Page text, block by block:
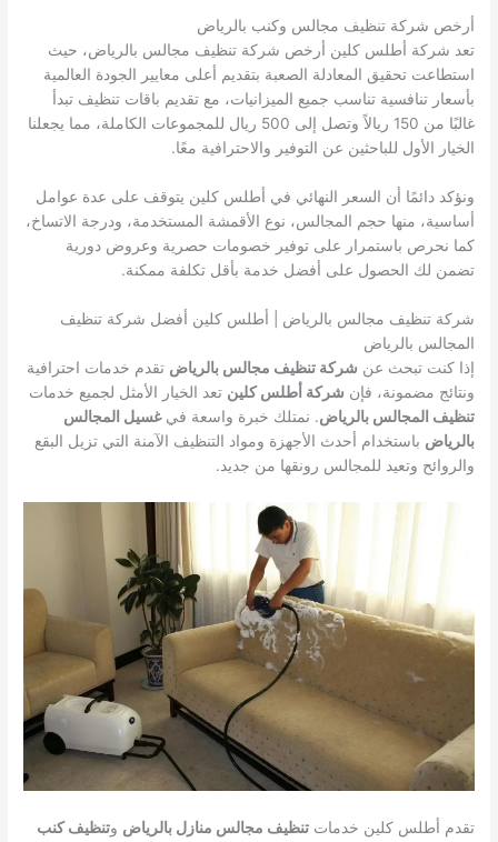
أرخص شركة تنظيف مجالس وكنب بالرياض
تعد شركة أطلس كلين أرخص شركة تنظيف مجالس بالرياض، حيث
استطاعت تحقيق المعادلة الصعبة بتقديم أعلى معايير الجودة العالمية
بأسعار تنافسية تناسب جميع الميزانيات، مع تقديم باقات تنظيف تبدأ
غالبًا من 150 ريالاً وتصل إلى 500 ريال للمجموعات الكاملة، مما يجعلنا
الخيار الأول للباحثين عن التوفير والاحترافية معًا.
ونؤكد دائمًا أن السعر النهائي في أطلس كلين يتوقف على عدة عوامل
أساسية، منها حجم المجالس، نوع الأقمشة المستخدمة، ودرجة الاتساخ،
كما نحرص باستمرار على توفير خصومات حصرية وعروض دورية
تضمن لك الحصول على أفضل خدمة بأقل تكلفة ممكنة.
شركة تنظيف مجالس بالرياض | أطلس كلين أفضل شركة تنظيف
المجالس بالرياض
إذا كنت تبحث عن شركة تنظيف مجالس بالرياض تقدم خدمات احترافية
ونتائج مضمونة، فإن شركة أطلس كلين تعد الخيار الأمثل لجميع خدمات
تنظيف المجالس بالرياض. نمتلك خبرة واسعة فيغسيل المجالس
بالرياض باستخدام أحدث الأجهزة ومواد التنظيف الآمنة التي تزيل البقع
والروائح وتعيد للمجالس رونقها من جديد.
تقدم أطلس كلين خدماتتنظيف مجالس منازل بالرياض وتنظيف كنب